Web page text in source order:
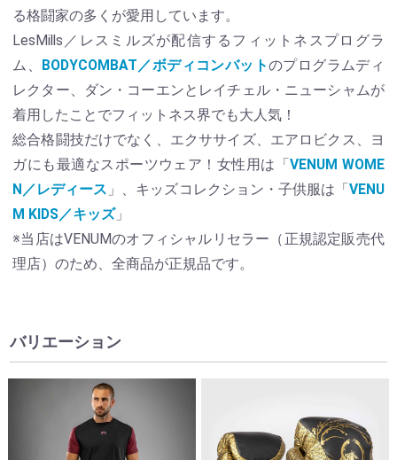
る格闘家の多くが愛用しています。
LesMills／レスミルズが配信するフィットネスプログラ
ム、 BODYCOMBAT／ボディコンバットのプログラムディ
レクター、ダン・コーエンとレイチェル・ニューシャムが
着用したことでフィットネス界でも大人気！
総合格闘技だけでなく、エクササイズ、エアロビクス、ヨ
ガにも最適なスポーツウェア！女性用は「VENUM WOME
N／レディース 」、キッズコレクション・子供服は「VENU
M KIDS／キッズ」
※当店はVENUMのオフィシャルリセラー（正規認定販売代
理店）のため、全商品が正規品です。
バリエーション